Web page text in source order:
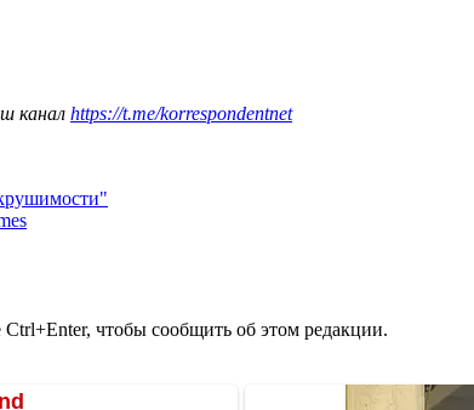
канал https://t.me/korrespondentnet
чтобы сообщить об этом редакции.